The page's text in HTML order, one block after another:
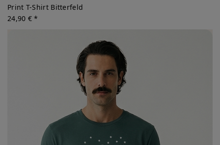
Print T-Shirt Bitterfeld
24,90 € *